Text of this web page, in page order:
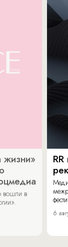
жизни»
вошли в
6